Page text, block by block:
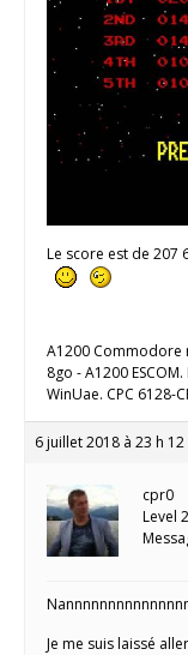
Le score est de 207
A1200 Commodore
8go - A1200
WinUae. CPC 6128-
6 juillet 2018 à 23 h 12
cpr0
Level 2
Je me suis laissé